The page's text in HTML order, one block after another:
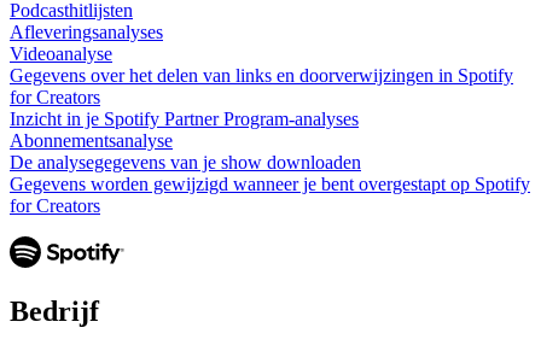
Podcasthitlijsten
Afleveringsanalyses
Videoanalyse
Gegevens over het delen van links en doorverwijzingen in Spotify
for Creators
Inzicht in je Spotify Partner Program-analyses
Abonnementsanalyse
De analysegegevens van je show downloaden
Gegevens worden gewijzigd wanneer je bent overgestapt op Spotify
for Creators
Bedrijf